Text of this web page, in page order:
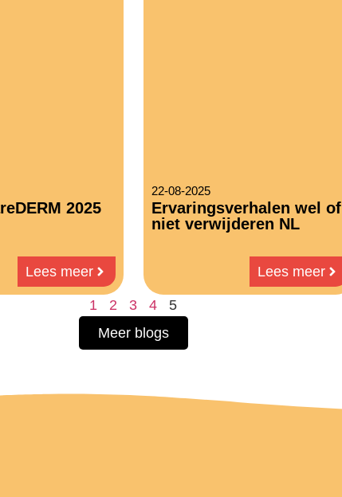
2025
Lees meer
22-08-2025
Ervaringsverhalen wel of
niet verwijderen NL
Lees meer
1 2 3 4
5
Meer blogs